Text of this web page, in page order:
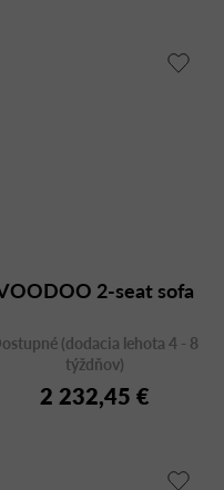
2-seat sofa
(dodacia lehota 4 - 8
týždňov)
2 232,45 €